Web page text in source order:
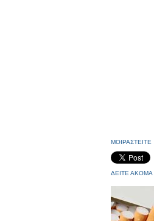
ΜΟΙΡΑΣΤΕΙΤΕ
ΔΕΙΤΕ ΑΚΟΜΑ